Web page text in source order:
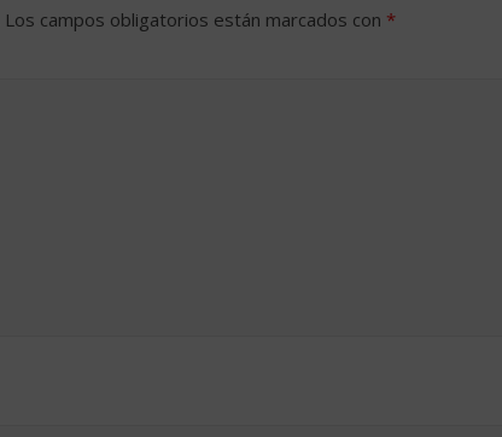
Los campos obligatorios están marcados con *